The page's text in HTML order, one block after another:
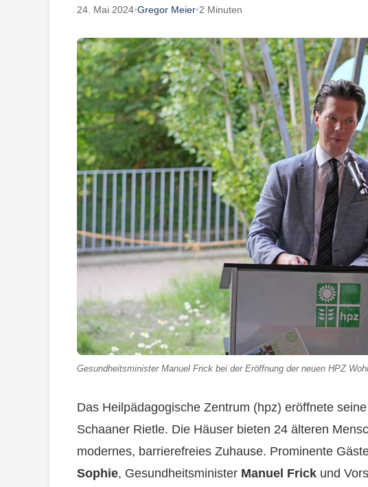
24. Mai 2024•Gregor Meier•2 Minuten
Gesundheitsminister Manuel Frick bei der Eröffnung der neuen HPZ
Das Heilpädagogische Zentrum (hpz) eröffnete
Schaaner Rietle. Die Häuser bieten 24 älteren
modernes, barrierefreies Zuhause. Prominente
Sophie, Gesundheitsminister Manuel Frick und